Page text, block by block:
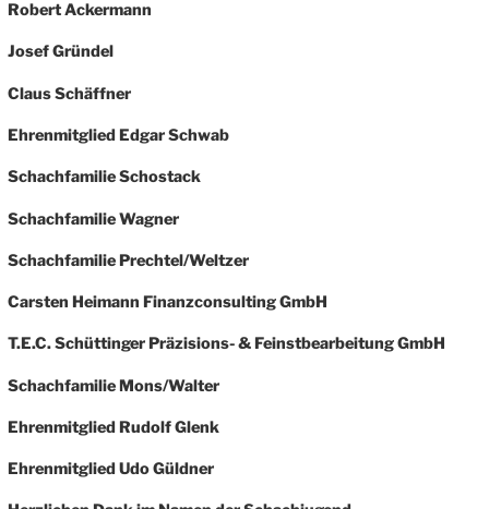
Robert Ackermann
Josef Gründel
Claus Schäffner
Ehrenmitglied Edgar Schwab
Schachfamilie Schostack
Schachfamilie Wagner
Schachfamilie Prechtel/Weltzer
Carsten Heimann Finanzconsulting GmbH
T.E.C. Schüttinger Präzisions- & Feinstbearbeitung GmbH
Schachfamilie Mons/Walter
Ehrenmitglied Rudolf Glenk
Ehrenmitglied Udo Güldner